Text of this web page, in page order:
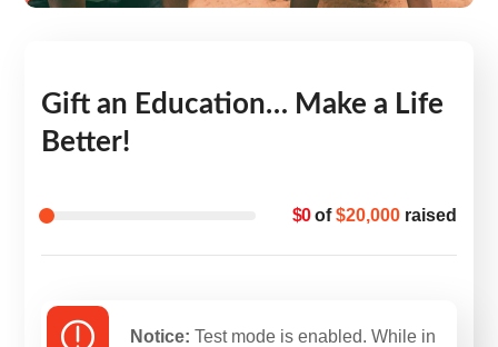
Gift an Education… Make a Life
Better!
$0of$20,000raised
Notice: Test mode is enabled. While in